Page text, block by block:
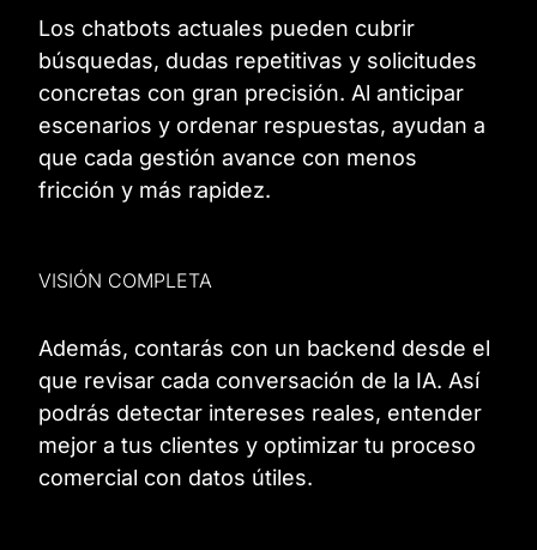
Los chatbots actuales pueden cubrir
búsquedas, dudas repetitivas y solicitudes
concretas con gran precisión. Al anticipar
escenarios y ordenar respuestas, ayudan a
que cada gestión avance con menos
fricción y más rapidez.
VISIÓN COMPLETA
Además, contarás con un backend desde el
que revisar cada conversación de la IA. Así
podrás detectar intereses reales, entender
mejor a tus clientes y optimizar tu proceso
comercial con datos útiles.